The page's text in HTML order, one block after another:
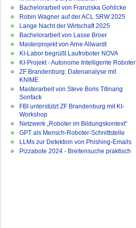
Bachelorarbeit von Franziska Gohlicke
Robin Wagner auf der ACL SRW 2025
Lange Nacht der Wirtschaft 2025
Bachelorarbeit von Lasse Broer
Masterprojekt von Arne Allwardt
KI-Labor begrüßt Laufroboter NOVA
KI-Projekt - Autonome Intelligente Roboter
ZF Brandenburg: Datenanalyse mit
KNIME
Masterarbeit von Steve Boris Titinang
Sonfack
FBI unterstützt ZF Brandenburg mit KI-
Workshop
Netzwerk „Roboter im Bildungskontext“
GPT als Mensch-Roboter-Schnittstelle
LLMs zur Detektion von Phishing-Emails
Pizzabote 2024 - Breitensuche praktisch